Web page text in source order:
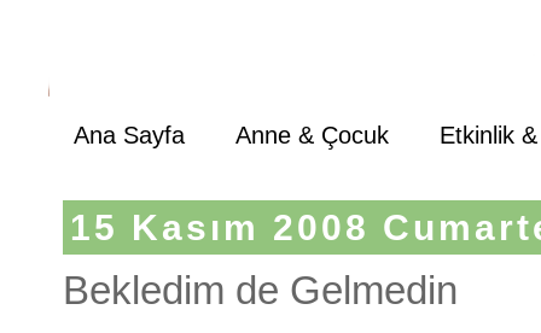
Ana Sayfa Anne & Çocuk Etkinlik
15 Kasım 2008
Bekledim de Gelmedin